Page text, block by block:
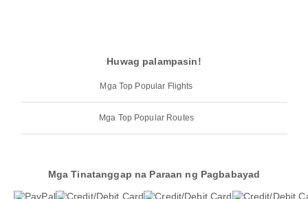
Huwag palampasin!
Mga Top Popular Flights
Mga Top Popular Routes
Mga Tinatanggap na Paraan ng Pagbabayad